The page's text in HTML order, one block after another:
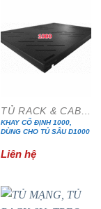
KHAY CỐ ĐỊNH 1000,
DÙNG CHO TỦ SÂU D1000
Liên hệ